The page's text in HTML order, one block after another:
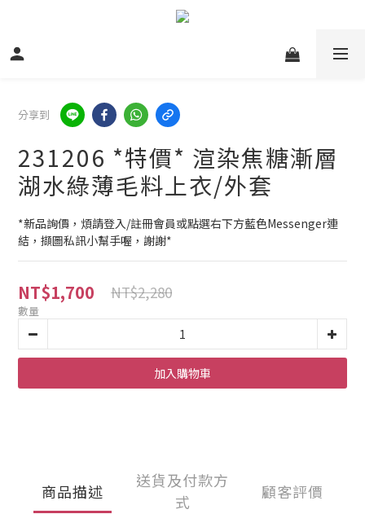
分享到
231206 *特價* 渲染焦糖漸層
湖水綠薄毛料上衣/外套
*新品詢價，煩請登入/註冊會員或點選右下方藍色Messenger連
結，擷圖私訊小幫手喔，謝謝*
NT$1,700 NT$2,280
數量
加入購物車
商品描述
送貨及付款方
式
顧客評價